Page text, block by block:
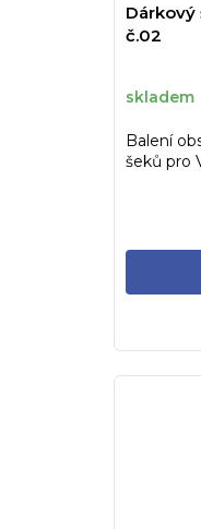
Dárkový
č.02
skladem
Balení
šeků pro